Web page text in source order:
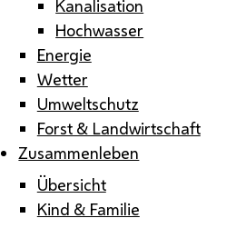
Kanalisation
Hochwasser
Energie
Wetter
Umweltschutz
Forst & Landwirtschaft
Zusammenleben
Übersicht
Kind & Familie